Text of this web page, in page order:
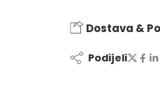
Dostava &
Podijeli